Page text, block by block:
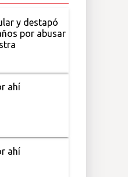
y destapó
por abusar
ahí
ahí